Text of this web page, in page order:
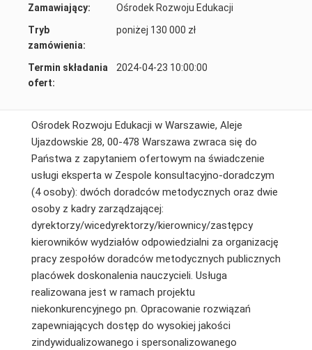
Zamawiający:
Ośrodek Rozwoju Edukacji
Tryb
zamówienia:
poniżej 130 000 zł
Termin składania
ofert:
2024-04-23 10:00:00
Ośrodek Rozwoju Edukacji w Warszawie, Aleje
Ujazdowskie 28, 00-478 Warszawa zwraca się do
Państwa z zapytaniem ofertowym na świadczenie
usługi eksperta w Zespole konsultacyjno-doradczym
(4 osoby): dwóch doradców metodycznych oraz dwie
osoby z kadry zarządzającej:
dyrektorzy/wicedyrektorzy/kierownicy/zastępcy
kierowników wydziałów odpowiedzialni za organizację
pracy zespołów doradców metodycznych publicznych
placówek doskonalenia nauczycieli. Usługa
realizowana jest w ramach projektu
niekonkurencyjnego pn. Opracowanie rozwiązań
zapewniających dostęp do wysokiej jakości
zindywidualizowanego i spersonalizowanego